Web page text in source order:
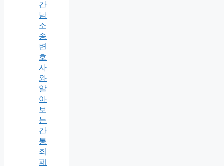
간
남
소
송
변
호
사
와
알
아
보
는
간
통
죄
폐